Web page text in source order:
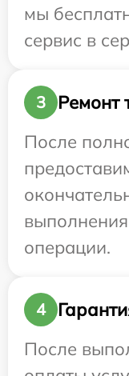
мы
сервис в
3
Ремонт
После
операции.
4
После